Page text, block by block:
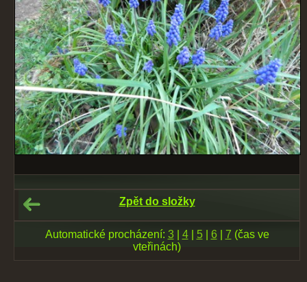
Zpět do složky
Automatické procházení: 3| 4| 5| 6| 7 (čas ve
vteřinách)